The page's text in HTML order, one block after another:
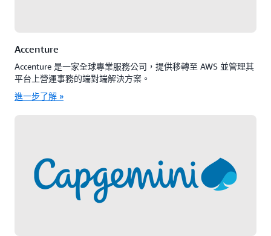
Accenture
Accenture 是一家全球專業服務公司，提供移轉至 AWS 並管理其
平台上營運事務的端對端解決方案。
進一步了解 »